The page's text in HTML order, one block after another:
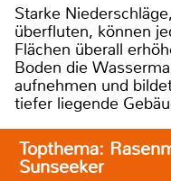
Starke
überfluten, können
Flächen überall
Boden die
aufnehmen und
tiefer liegende
Topthema:
Sunseeker